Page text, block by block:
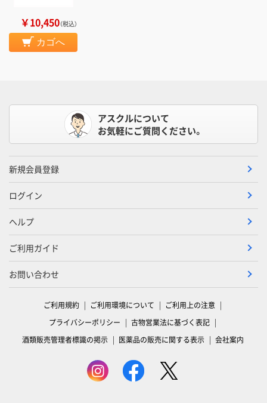
￥10,450（税込）
カゴへ
アスクルについて
お気軽にご質問ください。
新規会員登録
ログイン
ヘルプ
ご利用ガイド
お問い合わせ
ご利用規約 ご利用環境について
ご利用上の注意
プライバシーポリシー
古物営業法に基づく表記
酒類販売管理者標識の掲示
医薬品の販売に関する表示 会社案内